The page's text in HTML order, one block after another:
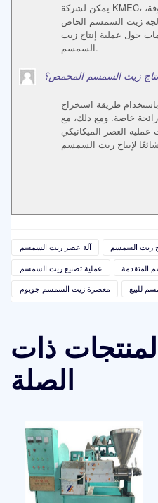
يمكن لشركة KMEC، الشركة المصنعة والموردة الموثوقة،
زيت السمسم الخاص
حول عملية إنتاج زيت
السمسم.
زيت السمسم المحمص؟
طريقة استخراج
رائحة خاصة. ومع ذلك، مع
العصر الميكانيكي
آلة عصر زيت السمسم زيت السمسم
عملية تصنيع زيت السمسم
المتقدمة
معصرة زيت السمسم جويوم
للبيع
ذات
الصلة